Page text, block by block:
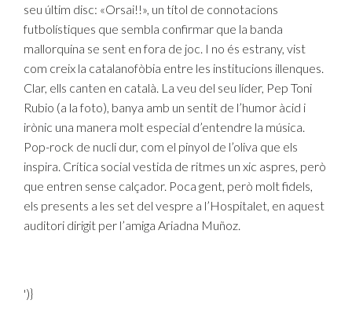
seu últim disc: «Orsai!!», un títol de connotacions
futbolístiques que sembla confirmar que la banda
mallorquina se sent en fora de joc. I no és estrany, vist
com creix la catalanofòbia entre les institucions illenques.
Clar, ells canten en català. La veu del seu líder, Pep Toni
Rubio (a la foto), banya amb un sentit de l’humor àcid i
irònic una manera molt especial d’entendre la música.
Pop-rock de nucli dur, com el pinyol de l’oliva que els
inspira. Crítica social vestida de ritmes un xic aspres, però
que entren sense calçador. Poca gent, però molt fidels,
els presents a les set del vespre a l’Hospitalet, en aquest
auditori dirigit per l’amiga Ariadna Muñoz.
')}